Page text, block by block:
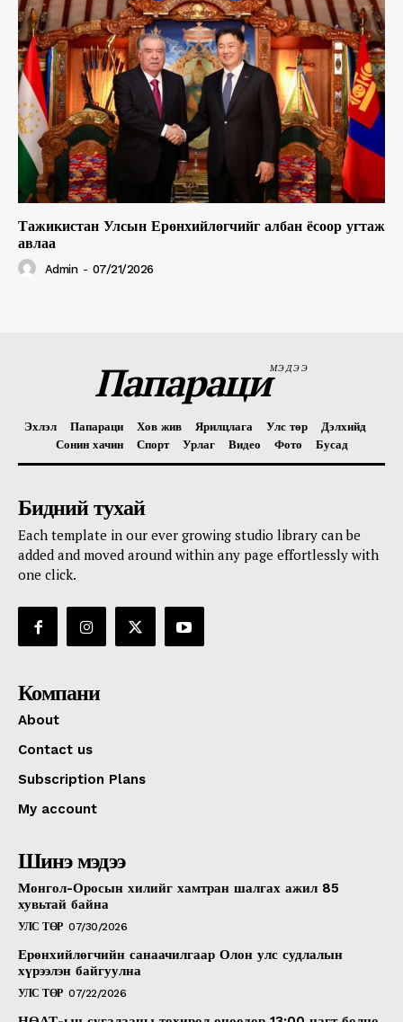
Тажикистан Улсын Ерөнхийлөгчийг албан ёсоор угтаж
авлаа
Admin - 07/21/2026
ПапарациМЭДЭЭ
Эхлэл Папараци Хов жив Ярилцлага Улс төр
Дэлхийд
Сонин хачин
Спорт Урлаг Видео Фото Бусад
Бидний тухай
Each template in our ever growing studio library can be
added and moved around within any page effortlessly with
one click.
Компани
About
Contact us
Subscription Plans
My account
Шинэ мэдээ
Монгол-Оросын хилийг хамтран шалгах ажил 85
хувьтай байна
УЛС ТӨР 07/30/2026
Ерөнхийлөгчийн санаачилгаар Олон улс судлалын
хүрээлэн байгуулна
УЛС ТӨР 07/22/2026